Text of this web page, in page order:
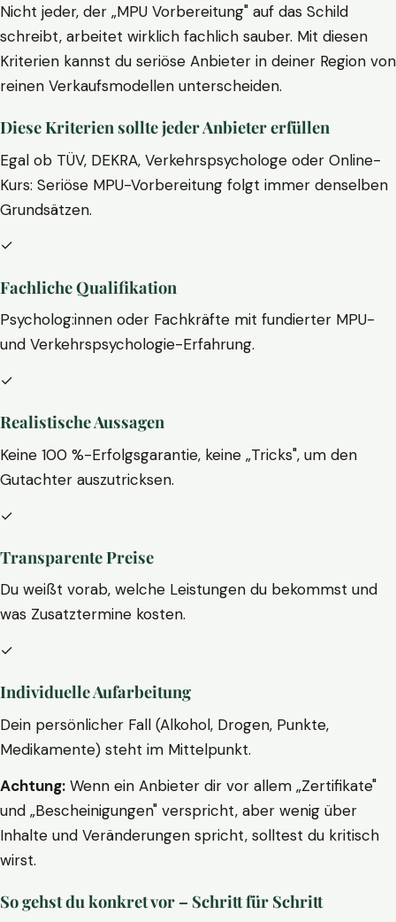
Nicht jeder, der „MPU Vorbereitung" auf das Schild
schreibt, arbeitet wirklich fachlich sauber. Mit diesen
Kriterien kannst du seriöse Anbieter in deiner Region von
reinen Verkaufsmodellen unterscheiden.
Diese Kriterien sollte jeder Anbieter erfüllen
Egal ob TÜV, DEKRA, Verkehrspsychologe oder Online-
Kurs: Seriöse MPU-Vorbereitung folgt immer denselben
Grundsätzen.
✓
Fachliche Qualifikation
Psycholog:innen oder Fachkräfte mit fundierter MPU-
und Verkehrspsychologie-Erfahrung.
✓
Realistische Aussagen
Keine 100 %-Erfolgsgarantie, keine „Tricks", um den
Gutachter auszutricksen.
✓
Transparente Preise
Du weißt vorab, welche Leistungen du bekommst und
was Zusatztermine kosten.
✓
Individuelle Aufarbeitung
Dein persönlicher Fall (Alkohol, Drogen, Punkte,
Medikamente) steht im Mittelpunkt.
Achtung: Wenn ein Anbieter dir vor allem „Zertifikate"
und „Bescheinigungen" verspricht, aber wenig über
Inhalte und Veränderungen spricht, solltest du kritisch
wirst.
So gehst du konkret vor – Schritt für Schritt